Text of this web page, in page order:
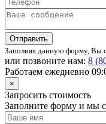
Отправить
Заполняя данную форму, Вы
или позвоните нам: 8
Работаем ежедневно
×
Запросить стоимость
Заполните форму и мы